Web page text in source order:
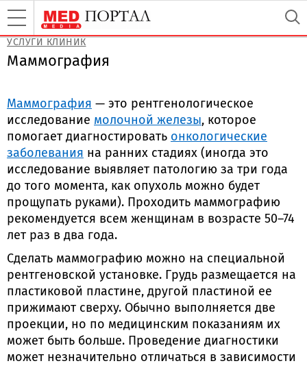
УСЛУГИ КЛИНИК
Маммография
Маммография — это рентгенологическое
исследование молочной железы, которое
помогает диагностировать онкологические
заболевания на ранних стадиях (иногда это
исследование выявляет патологию за три года
до того момента, как опухоль можно будет
прощупать руками). Проходить маммографию
рекомендуется всем женщинам в возрасте 50–74
лет раз в два года.
Сделать маммографию можно на специальной
рентгеновской установке. Грудь размещается на
пластиковой пластине, другой пластиной ее
прижимают сверху. Обычно выполняется две
проекции, но по медицинским показаниям их
может быть больше. Проведение диагностики
может незначительно отличаться в зависимости